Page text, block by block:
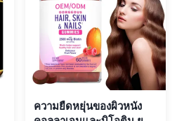
and promote regrowth for
longer, healthier hair. Attribute
Value Service OEM ODM
Private Label Service
Shipping Fee Need to be
negotiated Product Name
Biotin Capsules Main
Ingredient Biotin Main
ความยืดหยุ่นของผิวหนัง